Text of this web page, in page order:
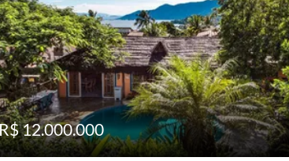
12.000.000